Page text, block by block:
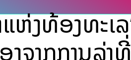
ແຫ່ງທ້ອງທ
ອງຈາກການ